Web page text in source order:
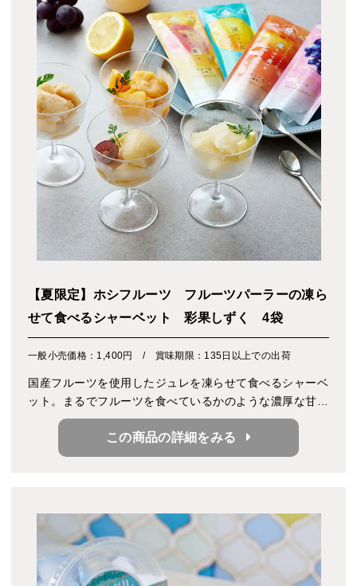
【夏限定】ホシフルーツ フルーツパーラーの凍ら
せて食べるシャーベット 彩果しずく 4袋
一般小売価格：1,400円 / 賞味期限：135日以上での出荷
国産フルーツを使用したジュレを凍らせて食べるシャーベ
ット。まるでフルーツを食べているかのような濃厚な甘み
や爽やかな酸味が口いっぱいに広がります。そのままゼリ
ーとして味わえるのも魅力的です。
この商品の詳細をみる